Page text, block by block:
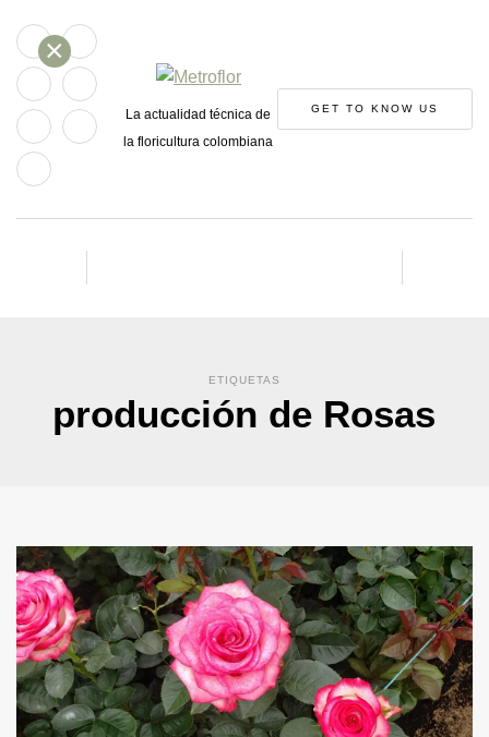
La actualidad técnica de
la floricultura colombiana
GET TO KNOW US
ETIQUETAS
producción de Rosas
×